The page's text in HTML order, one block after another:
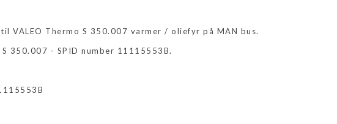
VALEO Thermo S 350.007 varmer / oliefyr på MAN bus.
350.007 - SPID number 11115553B.